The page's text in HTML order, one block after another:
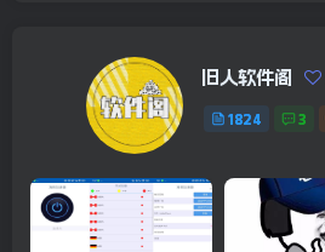
旧人软件阁
1824 3